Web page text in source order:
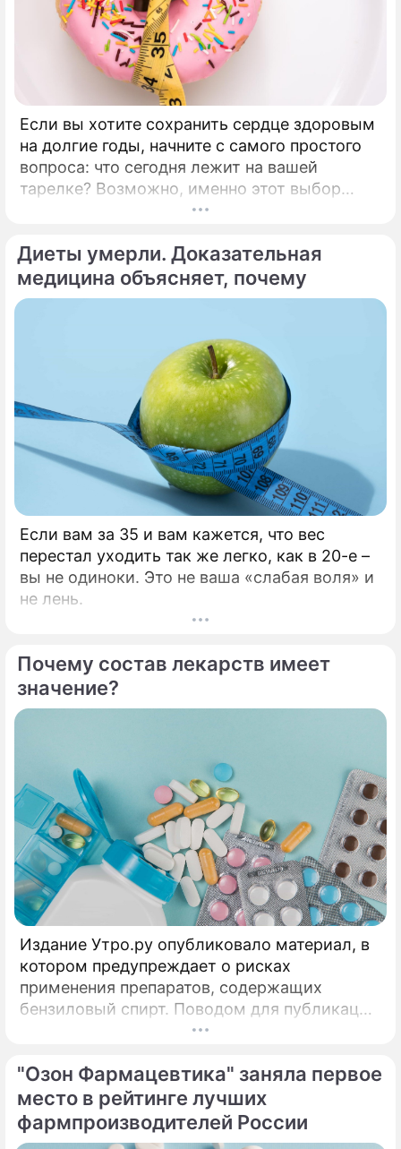
Если вы хотите сохранить сердце здоровым
на долгие годы, начните с самого простого
вопроса: что сегодня лежит на вашей
тарелке? Возможно, именно этот выбор
станет лучшей инвестицией в ваше будущее.
умирает от сердечно-сосудистого
заболевания.
Диеты умерли. Доказательная
медицина объясняет, почему
Если вам за 35 и вам кажется, что вес
перестал уходить так же легко, как в 20-е –
вы не одиноки. Это не ваша «слабая воля» и
не лень.
Почему состав лекарств имеет
значение?
Издание Утро.ру опубликовало материал, в
котором предупреждает о рисках
применения препаратов, содержащих
бензиловый спирт. Поводом для публикации
стала ситуация, складывающаяся на рынке
высокие цены на оригинальные версии в
США и ряде других стран привели к росту
числа более доступных аналогов, состав
которых может существенно отличаться от
"Озон Фармацевтика" заняла первое
место в рейтинге лучших
фармпроизводителей России